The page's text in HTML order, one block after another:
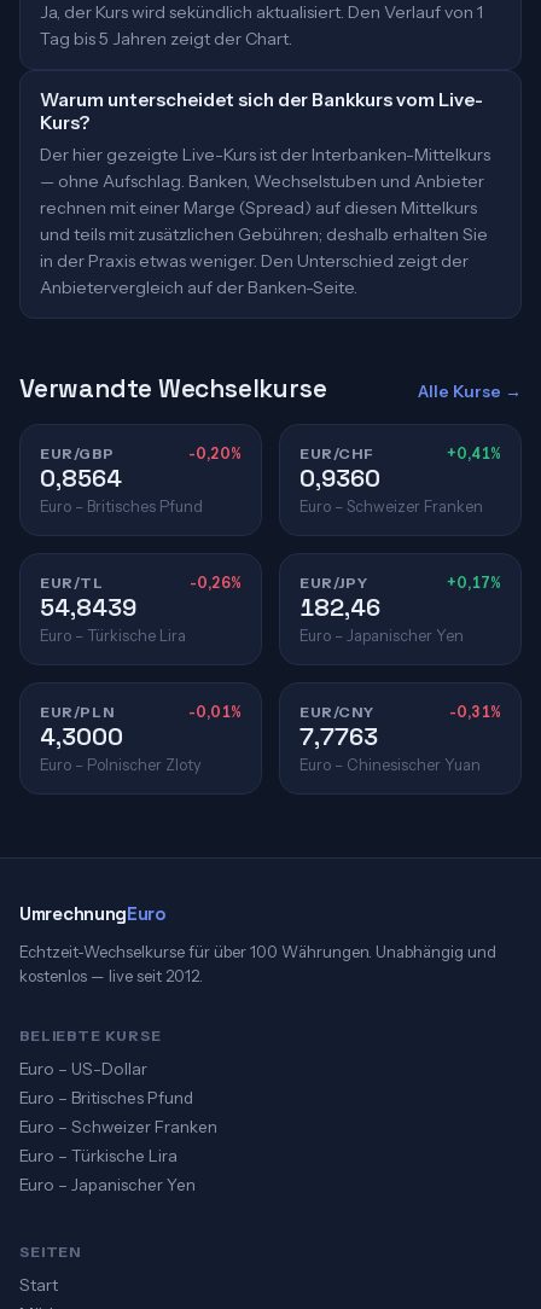
Ja, der Kurs wird sekündlich aktualisiert. Den Verlauf von 1
Tag bis 5 Jahren zeigt der Chart.
Warum unterscheidet sich der Bankkurs vom Live-
Kurs?
Der hier gezeigte Live-Kurs ist der Interbanken-Mittelkurs
— ohne Aufschlag. Banken, Wechselstuben und Anbieter
rechnen mit einer Marge (Spread) auf diesen Mittelkurs
und teils mit zusätzlichen Gebühren; deshalb erhalten Sie
in der Praxis etwas weniger. Den Unterschied zeigt der
Anbietervergleich auf der Banken-Seite.
Verwandte Wechselkurse Alle Kurse →
EUR/GBP -0,20%
0,8564
Euro – Britisches Pfund
EUR/CHF +0,41%
0,9360
Euro – Schweizer Franken
EUR/TL -0,26%
54,8439
Euro – Türkische Lira
EUR/JPY +0,17%
182,46
Euro – Japanischer Yen
EUR/PLN -0,01%
4,3000
Euro – Polnischer Zloty
EUR/CNY -0,31%
7,7763
Euro – Chinesischer Yuan
UmrechnungEuro
Echtzeit-Wechselkurse für über 100 Währungen. Unabhängig und
kostenlos — live seit 2012.
BELIEBTE KURSE
Euro – US-Dollar
Euro – Britisches Pfund
Euro – Schweizer Franken
Euro – Türkische Lira
Euro – Japanischer Yen
SEITEN
Start